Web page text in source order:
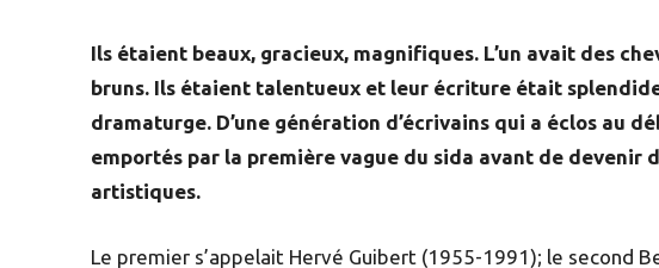
Ils étaient beaux, gracieux, magnifiques. L’un avait des
bruns. Ils étaient talentueux et leur écriture était
dramaturge. D’une génération d’écrivains qui a éclos au
emportés par la première vague du sida avant de devenir
artistiques.
Le premier s’appelait Hervé Guibert (1955-1991); le second